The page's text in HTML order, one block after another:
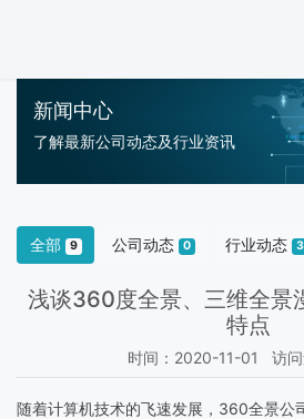
新闻中心
了解最新公司动态及行业资讯
全部 9 公司动态 0 行业动态 3
浅谈360度全景、三维全景
特点
时间：2020-11-01 访
随着计算机技术的飞速发展，360全景公